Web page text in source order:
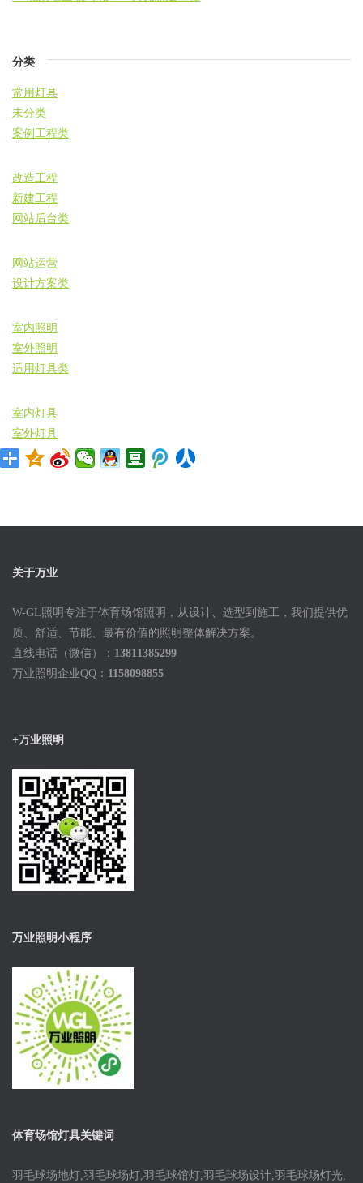
分类
常用灯具
未分类
案例工程类
改造工程
新建工程
网站后台类
网站运营
设计方案类
室内照明
室外照明
适用灯具类
室内灯具
室外灯具
关于万业
W-GL照明专注于体育场馆照明，从设计、选型到施工，我们提供优
质、舒适、节能、最有价值的照明整体解决方案。
直线电话（微信）： 13811385299
万业照明企业QQ： 1158098855
+万业照明
万业照明小程序
体育场馆灯具关键词
羽毛球场地灯,羽毛球场灯,羽毛球馆灯,羽毛球场设计,羽毛球场灯光,